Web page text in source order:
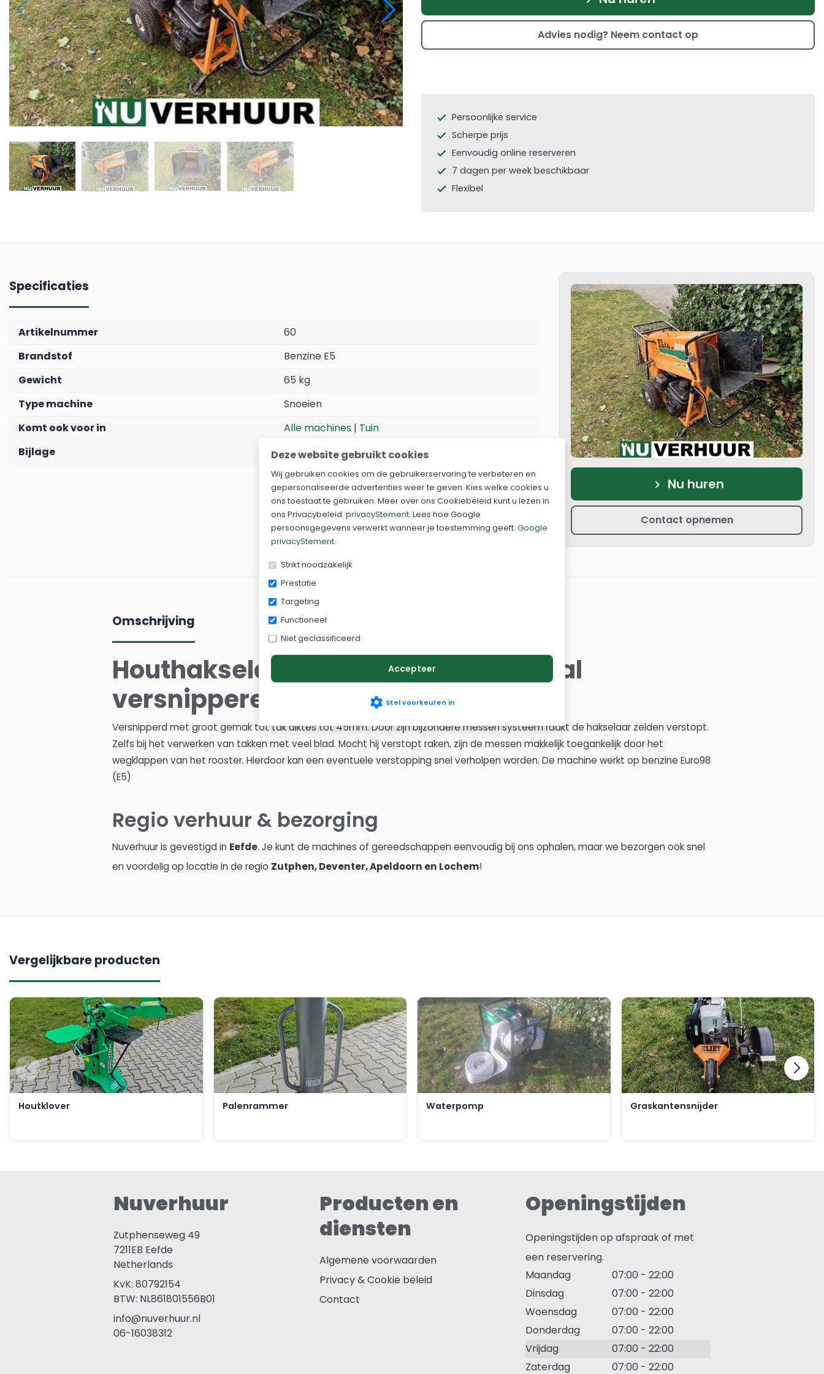
Advies nodig? Neem contact op
check Persoonlijke service
check Scherpe prijs
check Eenvoudig online reserveren
check 7 dagen per week beschikbaar
check Flexibel
Specificaties
Artikelnummer
60
Brandstof
Benzine E5
Gewicht
65 kg
Type machine
Snoeien
Komt ook voor in
Alle machines | Tuin
Bijlage
keyboard_arrow_right Nu huren
Contact opnemen
Omschrijving
Houthakselaar - takken en snoeiafval
versnipperen tot houtsnippers
Versnipperd met groot gemak tot tak diktes tot 45mm. Door zijn bijzondere messen systeem raakt de hakselaar zelden verstopt.
Zelfs bij het verwerken van takken met veel blad. Mocht hij verstopt raken, zijn de messen makkelijk toegankelijk door het
wegklappen van het rooster. Hierdoor kan een eventuele verstopping snel verholpen worden. De machine werkt op benzine Euro98
(E5)
Regio verhuur & bezorging
Nuverhuur is gevestigd in Eefde. Je kunt de machines of gereedschappen eenvoudig bij ons ophalen, maar we bezorgen ook snel
en voordelig op locatie in de regio Zutphen, Deventer, Apeldoorn en Lochem!
Vergelijkbare producten
Houtklover Palenrammer Waterpomp Graskantensnijder
Nuverhuur
Zutphenseweg 49
7211EB Eefde
Netherlands
KvK: 80792154
BTW: NL861801556B01
info@nuverhuur.nl
06-16038312
Producten en
diensten
Algemene voorwaarden
Privacy & Cookie beleid
Contact
Openingstijden
Openingstijden op afspraak of met
een reservering.
Maandag
07:00 - 22:00
Dinsdag
07:00 - 22:00
Woensdag
07:00 - 22:00
Donderdag
07:00 - 22:00
Vrijdag
07:00 - 22:00
Zaterdag
07:00 - 22:00
Deze website gebruikt cookies
Wij gebruiken cookies om de gebruikerservaring te verbeteren en
gepersonaliseerde advertenties weer te geven. Kies welke cookies u
ons toestaat te gebruiken. Meer over ons Cookiebeleid kunt u lezen in
ons Privacybeleid. privacyStement. Lees hoe Google
persoonsgegevens verwerkt wanneer je toestemming geeft. Google
privacyStement.
Strikt noodzakelijk
Prestatie
Targeting
Functioneel
Niet geclassificeerd
Accepteer
settings Stel voorkeuren in